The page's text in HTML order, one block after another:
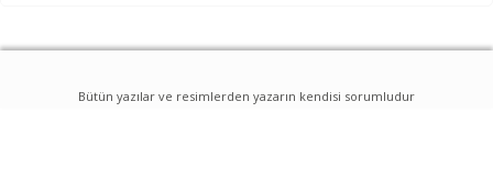
Bütün yazılar ve resimlerden yazarın kendisi sorumludur